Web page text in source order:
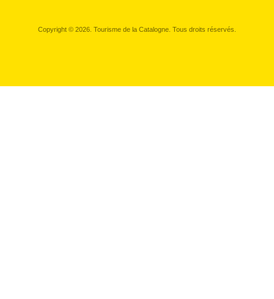
Copyright © 2026. Tourisme de la Catalogne. Tous droits réservés.